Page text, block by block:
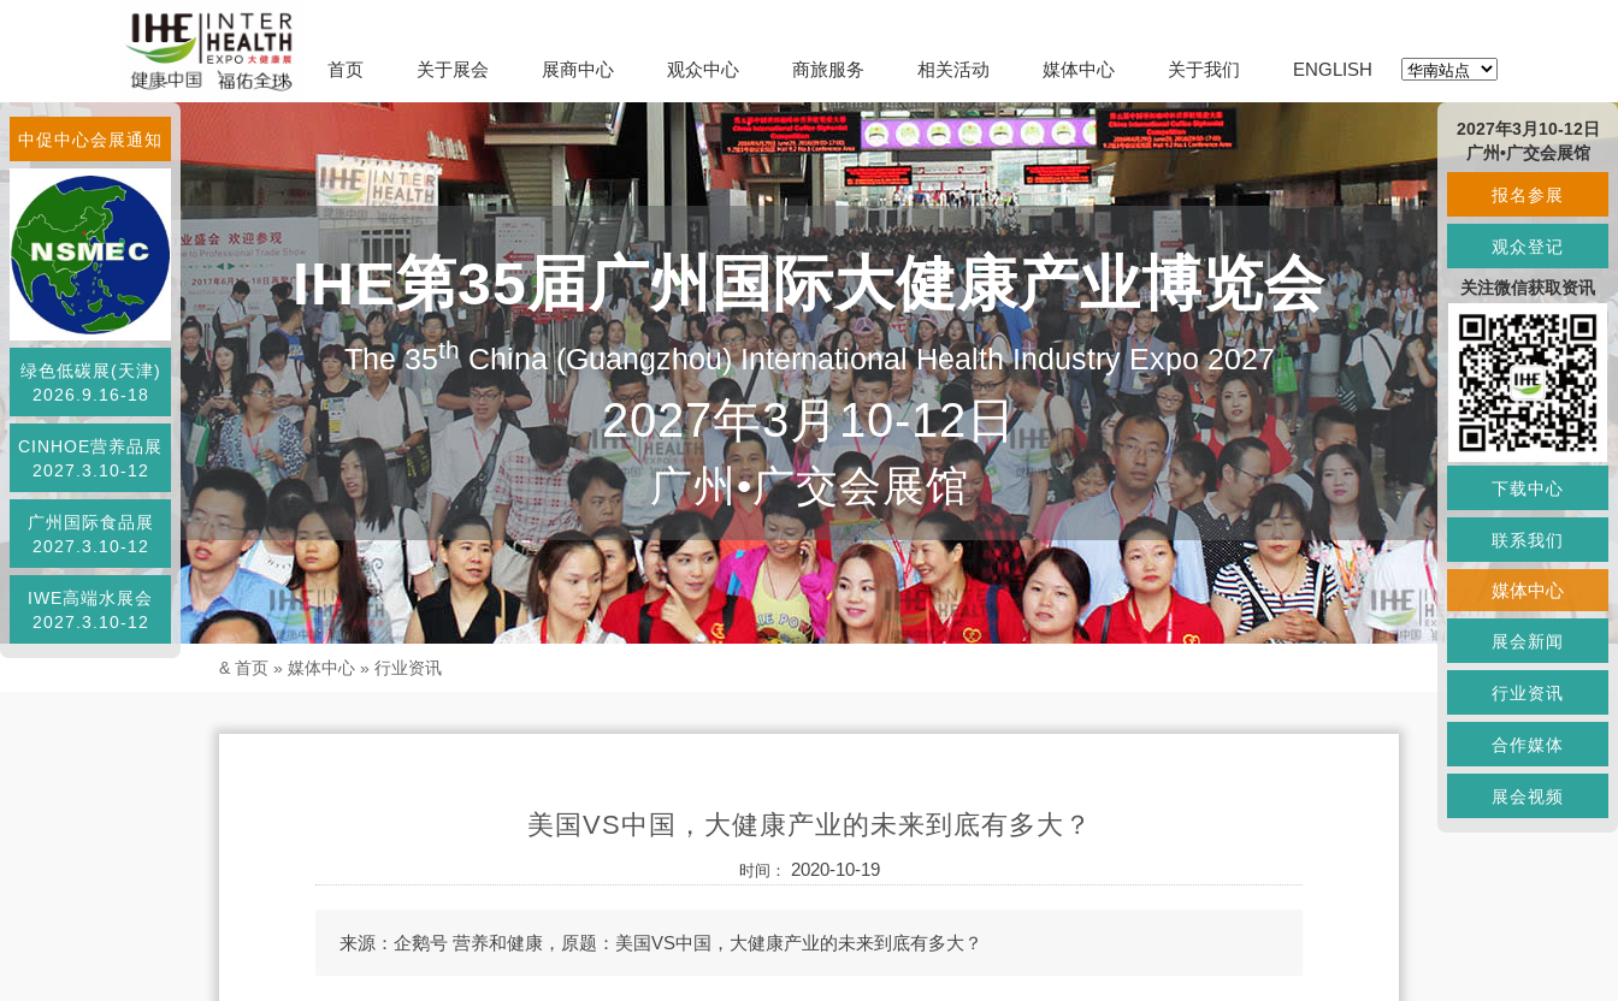
首页 关于展会 展商中心 观众中心 商旅服务 相关活动 媒体中心 关于我们 ENGLISH
IHE第35届广州国际大健康产业博览会
The 35thChina (Guangzhou) International Health Industry Expo 2027
2027年3月10-12日
广州•广交会展馆
中促中心会展通知
绿色低碳展(天津)
2026.9.16-18
CINHOE营养品展
2027.3.10-12
广州国际食品展
2027.3.10-12
IWE高端水展会
2027.3.10-12
& 首页 » 媒体中心 » 行业资讯
美国VS中国，大健康产业的未来到底有多大？
时间： 2020-10-19
来源：企鹅号 营养和健康，原题：美国VS中国，大健康产业的未来到底有多大？
2027年3月10-12日
广州•广交会展馆
报名参展
观众登记
关注微信获取资讯
下载中心
联系我们
媒体中心
展会新闻
行业资讯
合作媒体
展会视频